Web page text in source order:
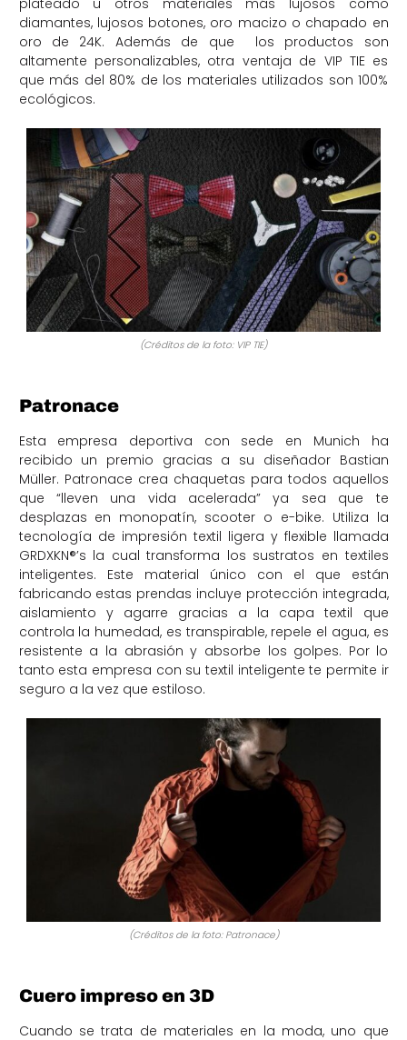
plateado u otros materiales más lujosos como
diamantes, lujosos botones, oro macizo o chapado en
oro de 24K. Además de que
los productos son
altamente personalizables, otra ventaja de VIP TIE es
que más del 80% de los materiales utilizados son 100%
ecológicos.
(Créditos de la foto: VIP TIE)
Patronace
Esta empresa deportiva con sede en Munich ha
recibido un premio gracias a su diseñador Bastian
Müller. Patronace crea chaquetas para todos aquellos
que “lleven una vida acelerada” ya sea que te
desplazas en monopatín, scooter o e-bike. Utiliza la
tecnología de impresión textil ligera y flexible llamada
GRDXKN®’s la cual transforma los sustratos en textiles
inteligentes. Este material único con el que están
fabricando estas prendas incluye protección integrada,
aislamiento y agarre gracias a la capa textil que
controla la humedad, es transpirable, repele el agua, es
resistente a la abrasión y absorbe los golpes. Por lo
tanto esta empresa con su textil inteligente te permite ir
seguro a la vez que estiloso.
(Créditos de la foto: Patronace)
Cuero impreso en 3D
Cuando se trata de materiales en la moda, uno que